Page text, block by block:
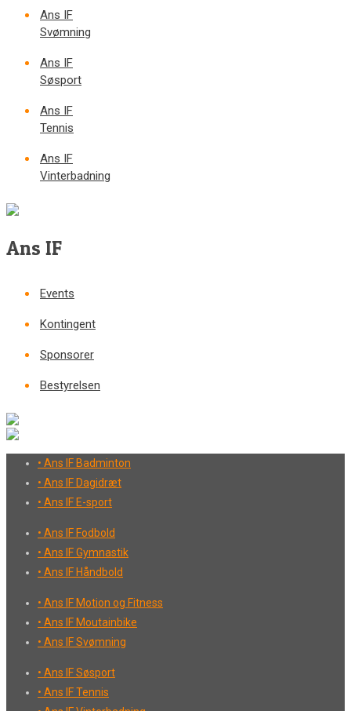
Ans IF
Svømning
Ans IF
Søsport
Ans IF
Tennis
Ans IF
Vinterbadning
Ans IF
Events
Kontingent
Sponsorer
Bestyrelsen
• Ans IF Badminton
• Ans IF Dagidræt
• Ans IF E-sport
• Ans IF Fodbold
• Ans IF Gymnastik
• Ans IF Håndbold
• Ans IF Motion og Fitness
• Ans IF Moutainbike
• Ans IF Svømning
• Ans IF Søsport
• Ans IF Tennis